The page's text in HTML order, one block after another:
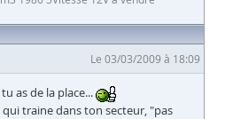
Le 03/03/2009 à 18:09
as de la place...
traine dans ton secteur, "pas